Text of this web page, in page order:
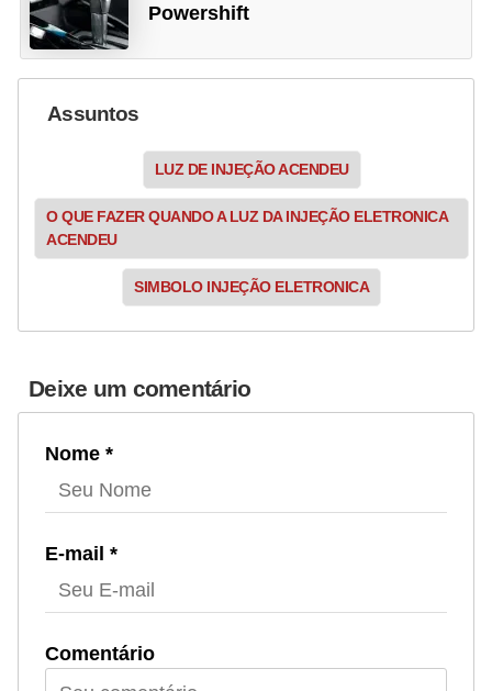
Powershift
Assuntos
LUZ DE INJEÇÃO ACENDEU
O QUE FAZER QUANDO A LUZ DA INJEÇÃO ELETRONICA
ACENDEU
SIMBOLO INJEÇÃO ELETRONICA
Deixe um comentário
Nome *
E-mail *
Comentário